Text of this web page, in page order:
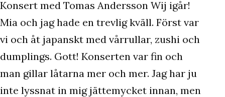
Konsert med Tomas Andersson Wij igår!
Mia och jag hade en trevlig kväll. Först var
vi och åt japanskt med vårrullar, zushi och
dumplings. Gott! Konserten var fin och
man gillar låtarna mer och mer. Jag har ju
inte lyssnat in mig jättemycket innan, men